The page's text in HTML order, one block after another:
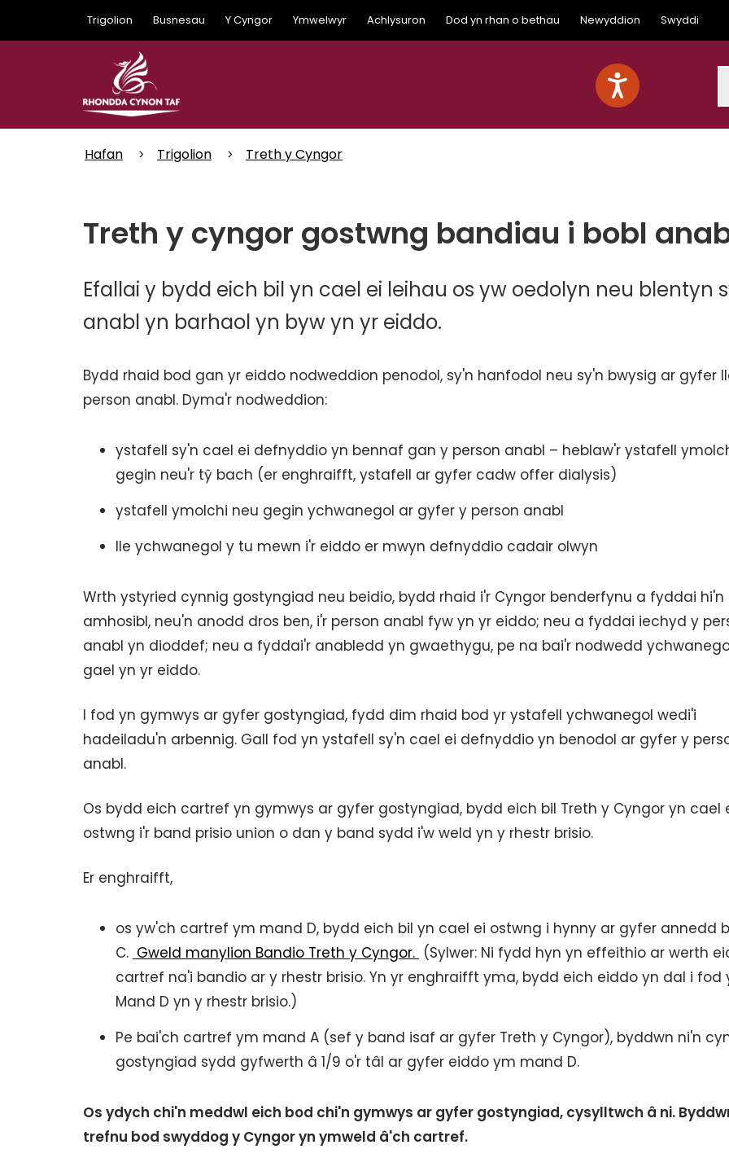
main
Trigolion Busnesau Y Cyngor Ymwelwyr Achlysuron Dod yn rhan o bethau Newyddion Swyddi
Hafan Trigolion Treth y Cyngor
Treth y cyngor gostwng bandiau i bobl
Efallai y bydd eich bil yn cael ei leihau os yw oedolyn neu blentyn
anabl yn barhaol yn byw yn yr eiddo.
Bydd rhaid bod gan yr eiddo nodweddion penodol, sy'n hanfodol neu sy'n bwysig ar gyfer
person anabl. Dyma'r nodweddion:
ystafell sy'n cael ei defnyddio yn bennaf gan y person anabl – heblaw'r ystafell
gegin neu'r tŷ bach (er enghraifft, ystafell ar gyfer cadw offer dialysis)
ystafell ymolchi neu gegin ychwanegol ar gyfer y person anabl
lle ychwanegol y tu mewn i'r eiddo er mwyn defnyddio cadair olwyn
Wrth ystyried cynnig gostyngiad neu beidio, bydd rhaid i'r Cyngor benderfynu a fyddai hi'n
amhosibl, neu'n anodd dros ben, i'r person anabl fyw yn yr eiddo; neu a fyddai iechyd y
anabl yn dioddef; neu a fyddai'r anabledd yn gwaethygu, pe na bai'r nodwedd
gael yn yr eiddo.
I fod yn gymwys ar gyfer gostyngiad, fydd dim rhaid bod yr ystafell ychwanegol wedi'i
hadeiladu'n arbennig. Gall fod yn ystafell sy'n cael ei defnyddio yn benodol ar gyfer y
anabl.
Os bydd eich cartref yn gymwys ar gyfer gostyngiad, bydd eich bil Treth y Cyngor yn cael
ostwng i'r band prisio union o dan y band sydd i'w weld yn y rhestr brisio.
Er enghraifft,
os yw'ch cartref ym mand D, bydd eich bil yn cael ei ostwng i hynny ar gyfer annedd
C. Gweld manylion Bandio Treth y Cyngor. (Sylwer: Ni fydd hyn yn effeithio ar werth
cartref na'i bandio ar y rhestr brisio. Yn yr enghraifft yma, bydd eich eiddo yn dal i fod
Mand D yn y rhestr brisio.)
Pe bai'ch cartref ym mand A (sef y band isaf ar gyfer Treth y Cyngor), byddwn ni'n
gostyngiad sydd gyfwerth â 1/9 o'r tâl ar gyfer eiddo ym mand D.
Os ydych chi'n meddwl eich bod chi'n gymwys ar gyfer gostyngiad, cysylltwch â ni.
trefnu bod swyddog y Cyngor yn ymweld â'ch cartref.